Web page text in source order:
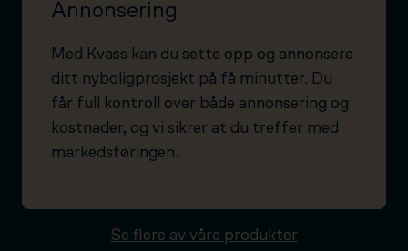
Annonsering
Med Kvass kan du sette opp og annonsere
ditt nyboligprosjekt på få minutter. Du
får full kontroll over både annonsering og
kostnader, og vi sikrer at du treffer med
markedsføringen.
Se flere av våre produkter